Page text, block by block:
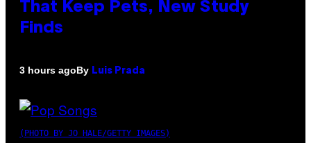
That Keep Pets, New Study
Finds
3 hours agoBy Luis Prada
(PHOTO BY JO HALE/GETTY IMAGES)